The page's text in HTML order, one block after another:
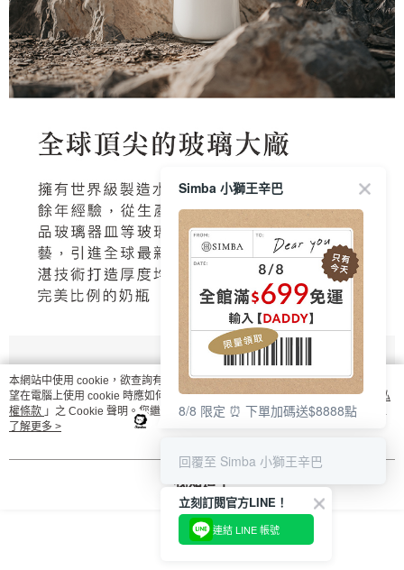
本網站中使用 cookie，欲查詢有關本網站使用 cookie 方式之詳情，及若您不希
望在電腦上使用 cookie 時應如何變更電腦的 cookie 設定，請參閱本網站「
隱私
權條款 」之 Cookie 聲明。您繼續使用本網站即表示您同意本公司得按本網站使
用條款之 Cookie 聲明使用 cookie。
了解更多 >
我知道了
Simba 小獅王辛巴
8/8 限定 ⏰ 下單加碼送$8888點
回覆至 Simba 小獅王辛巴
立刻訂閱官方LINE！
連結 LINE 帳號